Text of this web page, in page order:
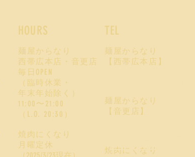
HOURS
麺屋からなり
西帯広本店・音更店
毎日OPEN
（臨時休業・
年末年始除く）
11:00〜21:00
​（L.O. 20:30）
焼肉にくなり
月曜定休
TEL
麺屋からなり
【西帯広本店】
麺屋からなり
【音更店】
焼肉にくなり